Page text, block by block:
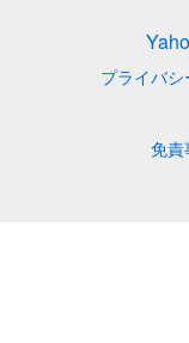
プライバ
免責